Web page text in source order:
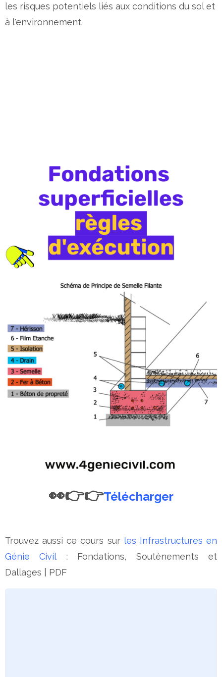
les risques potentiels liés aux conditions du sol et
à l'environnement.
👀👉👉Télécharger
Trouvez aussi ce cours sur les Infrastructures en
Génie Civil : Fondations, Soutènements et
Dallages | PDF